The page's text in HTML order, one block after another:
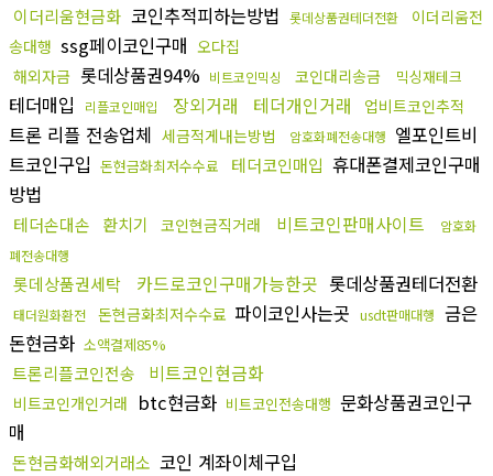
이더리움현금화 코인추적피하는방법 롯데상품권테더전환
이더리움전
송대행 ssg페이코인구매 오다집
해외자금 롯데상품권94% 비트코인믹싱 코인대리송금 믹싱재테크
테더매입 리플코인매입 장외거래 테더개인거래 업비트코인추적
트론 리플 전송업체 세금적게내는방법 암호화폐전송대행 엘포인트비
트코인구입 돈현금화최저수수료 테더코인매입 휴대폰결제코인구매
방법
테더손대손 환치기 코인현금직거래 비트코인판매사이트
암호화
폐전송대행
롯데상품권세탁 카드로코인구매가능한곳 롯데상품권테더전환
태더원화환전 돈현금화최저수수료 파이코인사는곳 usdt판매대행 금은
돈현금화 소액결제85%
트론리플코인전송 비트코인현금화
비트코인개인거래 btc현금화 비트코인전송대행 문화상품권코인구
매
돈현금화해외거래소 코인 계좌이체구입